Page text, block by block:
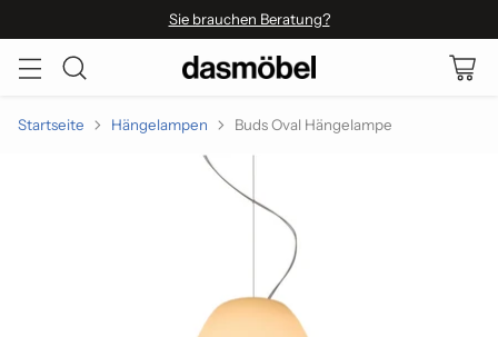
Sie brauchen Beratung?
Startseite Hängelampen Buds Oval Hängelampe